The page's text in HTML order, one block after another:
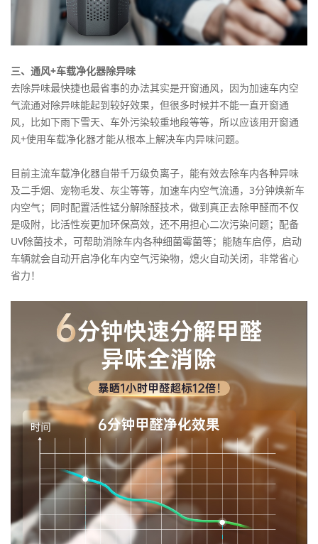
三、通风+车载净化器除异味
去除异味最快捷也最省事的办法其实是开窗通风，因为加速车内空
气流通对除异味能起到较好效果，但很多时候并不能一直开窗通
风，比如下雨下雪天、车外污染较重地段等等，所以应该用开窗通
风+使用车载净化器才能从根本上解决车内异味问题。
目前主流车载净化器自带千万级负离子，能有效去除车内各种异味
及二手烟、宠物毛发、灰尘等等，加速车内空气流通，3分钟焕新车
内空气；同时配置活性锰分解除醛技术，做到真正去除甲醛而不仅
是吸附，比活性炭更加环保高效，还不用担心二次污染问题；配备
UV除菌技术，可帮助消除车内各种细菌霉菌等；能随车启停，启动
车辆就会自动开启净化车内空气污染物，熄火自动关闭，非常省心
省力！